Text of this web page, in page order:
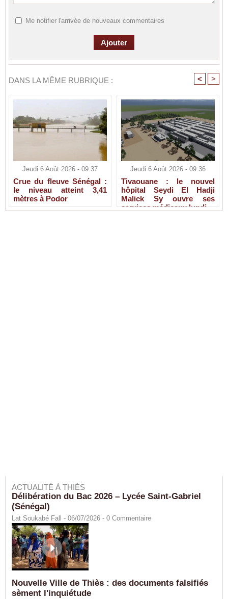
Me notifier l'arrivée de nouveaux commentaires
DANS LA MÊME RUBRIQUE : < >
Jeudi 6 Août 2026 - 09:37
Crue du fleuve Sénégal :
le niveau atteint 3,41
mètres à Podor
Jeudi 6 Août 2026 - 09:36
Tivaouane : le nouvel
hôpital Seydi El Hadji
Malick Sy ouvre ses
services médicaux lundi
ACTUALITÉ À THIÈS
Délibération du Bac 2026 – Lycée Saint-Gabriel
(Sénégal)
Lat Soukabé Fall - 06/07/2026 - 0 Commentaire
Nouvelle Ville de Thiès : des documents falsifiés
sèment l'inquiétude